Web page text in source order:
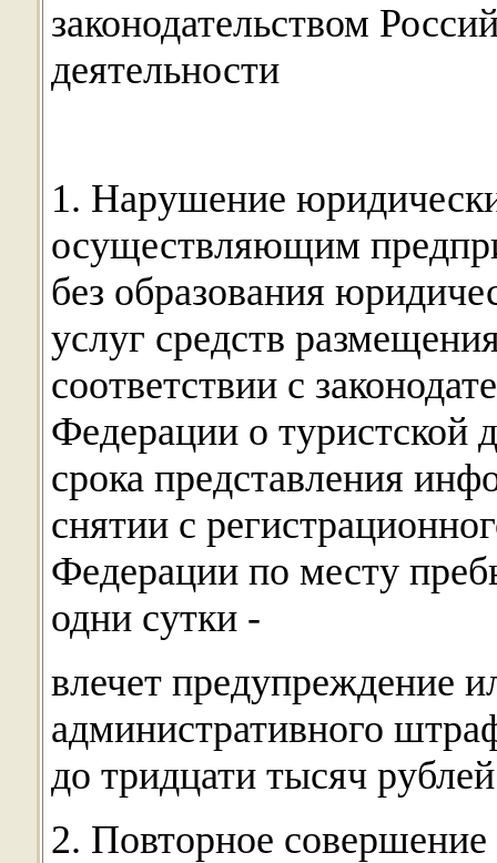
законодательством
деятельности
1. Нарушение
осуществляющим
без образования
услуг средств
соответствии с
Федерации о туристской
срока представления
снятии с
Федерации по месту
одни сутки -
влечет предупреждение
административного
до тридцати тысяч
2. Повторное